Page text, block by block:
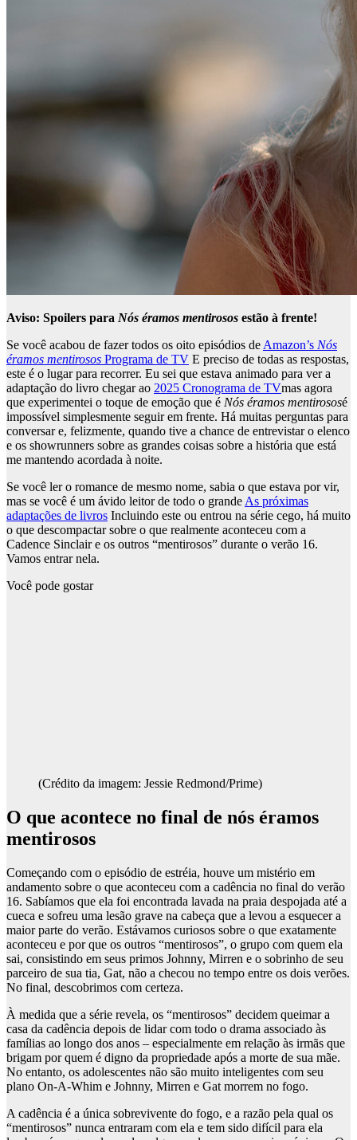
Aviso: Spoilers para Nós éramos mentirosos estão à frente!
Se você acabou de fazer todos os oito episódios deAmazon’s Nós
éramos mentirosos Programa de TV E preciso de todas as respostas,
este é o lugar para recorrer. Eu sei que estava animado para ver a
adaptação do livro chegar ao 2025 Cronograma de TVmas agora
que experimentei o toque de emoção que é Nós éramos mentirososé
impossível simplesmente seguir em frente. Há muitas perguntas para
conversar e, felizmente, quando tive a chance de entrevistar o elenco
e os showrunners sobre as grandes coisas sobre a história que está
me mantendo acordada à noite.
Se você ler o romance de mesmo nome, sabia o que estava por vir,
mas se você é um ávido leitor de todo o grandeAs próximas
adaptações de livros Incluindo este ou entrou na série cego, há muito
o que descompactar sobre o que realmente aconteceu com a
Cadence Sinclair e os outros “mentirosos” durante o verão 16.
Vamos entrar nela.
Você pode gostar
(Crédito da imagem: Jessie Redmond/Prime)
O que acontece no final de nós éramos
mentirosos
Começando com o episódio de estréia, houve um mistério em
andamento sobre o que aconteceu com a cadência no final do verão
16. Sabíamos que ela foi encontrada lavada na praia despojada até a
cueca e sofreu uma lesão grave na cabeça que a levou a esquecer a
maior parte do verão. Estávamos curiosos sobre o que exatamente
aconteceu e por que os outros “mentirosos”, o grupo com quem ela
sai, consistindo em seus primos Johnny, Mirren e o sobrinho de seu
parceiro de sua tia, Gat, não a checou no tempo entre os dois verões.
No final, descobrimos com certeza.
À medida que a série revela, os “mentirosos” decidem queimar a
casa da cadência depois de lidar com todo o drama associado às
famílias ao longo dos anos – especialmente em relação às irmãs que
brigam por quem é digno da propriedade após a morte de sua mãe.
No entanto, os adolescentes não são muito inteligentes com seu
plano On-A-Whim e Johnny, Mirren e Gat morrem no fogo.
A cadência é a única sobrevivente do fogo, e a razão pela qual os
“mentirosos” nunca entraram com ela e tem sido difícil para ela